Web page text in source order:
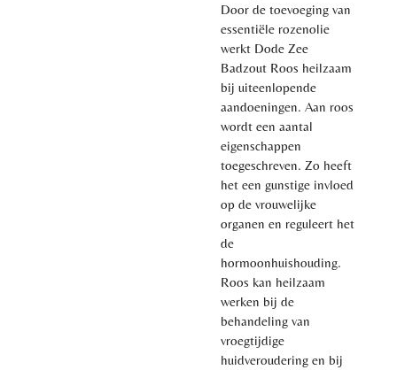
Door de toevoeging van
essentiële rozenolie
werkt Dode Zee
Badzout Roos heilzaam
bij uiteenlopende
aandoeningen. Aan roos
wordt een aantal
eigenschappen
toegeschreven. Zo heeft
het een gunstige invloed
op de vrouwelijke
organen en reguleert het
de
hormoonhuishouding.
Roos kan heilzaam
werken bij de
behandeling van
vroegtijdige
huidveroudering en bij